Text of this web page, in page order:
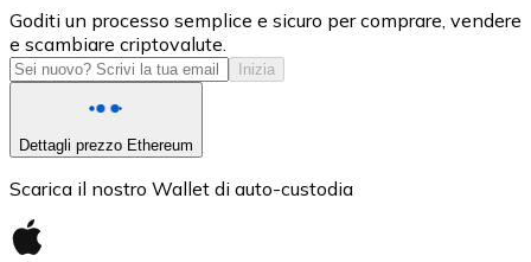
USD Coin
USDC
Goditi un processo semplice e sicuro per comprare, vendere
e scambiare criptovalute.
Inizia
Dettagli prezzo Ethereum
Scarica il nostro Wallet di auto-custodia